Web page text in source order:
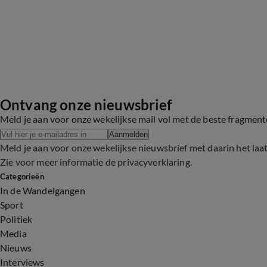
Ontvang onze nieuwsbrief
Meld je aan voor onze wekelijkse mail vol met de beste
Aanmelden
Meld je aan voor onze wekelijkse nieuwsbrief met daarin het
Zie voor meer informatie de privacyverklaring.
Categorieën
In de Wandelgangen
Sport
Politiek
Media
Nieuws
Interviews